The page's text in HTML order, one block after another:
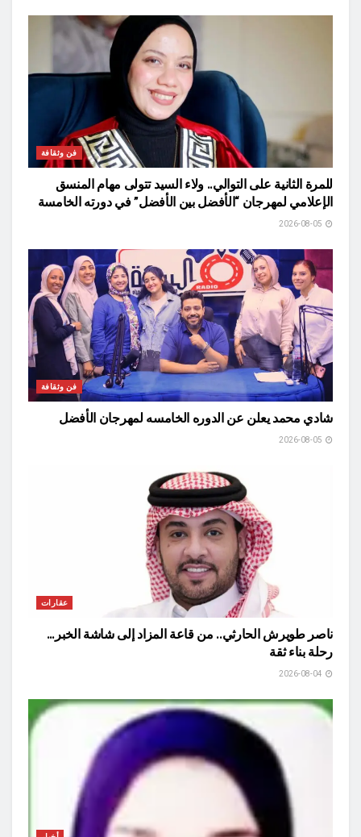
فن وثقافة
للمرة الثانية على التوالي.. ولاء السيد تتولى مهام المنسق
الإعلامي لمهرجان “الأفضل بين الأفضل” في دورته الخامسة
فن وثقافة
شادي محمد يعلن عن الدوره الخامسه لمهرجان الأفضل
عقارات
ناصر طويرش الحارثي.. من قاعة المزاد إلى شاشة الخبر…
رحلة بناء ثقة